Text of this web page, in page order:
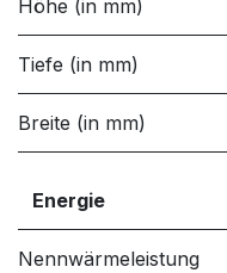
Höhe (in mm)
Tiefe (in mm)
Breite (in mm)
Energie
Nennwärmeleistung